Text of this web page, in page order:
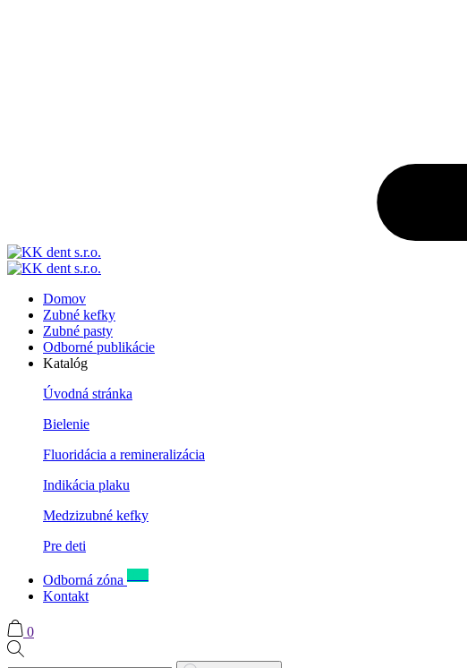
Domov
Zubné kefky
Zubné pasty
Odborné publikácie
Katalóg
Úvodná stránka
Bielenie
Fluoridácia a remineralizácia
Indikácia plaku
Medzizubné kefky
Pre deti
Odborná zóna
Kontakt
0